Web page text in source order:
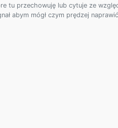
tu przechowuję lub cytuje ze
abym mógł czym prędzej